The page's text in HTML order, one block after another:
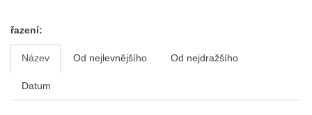
řazení:
Název Od nejlevnějšího Od nejdražšího
Datum